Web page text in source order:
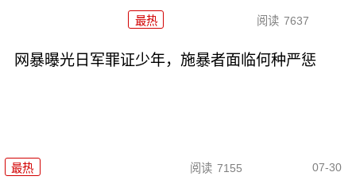
最热 阅读 7637
网暴曝光日军罪证少年，施暴者面临何种严惩
最热 阅读 7155 07-30